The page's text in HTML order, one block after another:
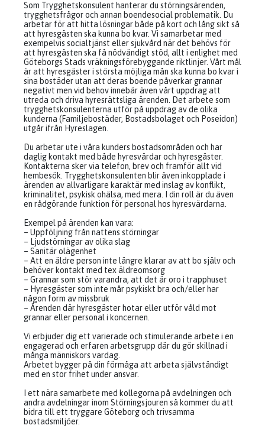
Som Trygghetskonsulent hanterar du störningsärenden,
trygghetsfrågor och annan boendesocial problematik. Du
arbetar för att hitta lösningar både på kort och lång sikt så
att hyresgästen ska kunna bo kvar. Vi samarbetar med
exempelvis socialtjänst eller sjukvård när det behövs för
att hyresgästen ska få nödvändigt stöd, allt i enlighet med
Göteborgs Stads vräkningsförebyggande riktlinjer. Vårt mål
är att hyresgäster i största möjliga mån ska kunna bo kvar i
sina bostäder utan att deras boende påverkar grannar
negativt men vid behov innebär även vårt uppdrag att
utreda och driva hyresrättsliga ärenden. Det arbete som
trygghetskonsulenterna utför på uppdrag av de olika
kunderna (Familjebostäder, Bostadsbolaget och Poseidon)
utgår ifrån Hyreslagen.
Du arbetar ute i våra kunders bostadsområden och har
daglig kontakt med både hyresvärdar och hyresgäster.
Kontakterna sker via telefon, brev och framför allt vid
hembesök. Trygghetskonsulenten blir även inkopplade i
ärenden av allvarligare karaktär med inslag av konflikt,
kriminalitet, psykisk ohälsa, med mera. I din roll är du även
en rådgörande funktion för personal hos hyresvärdarna.
Exempel på ärenden kan vara:
– Uppföljning från nattens störningar
– Ljudstörningar av olika slag
– Sanitär olägenhet
– Att en äldre person inte längre klarar av att bo själv och
behöver kontakt med tex äldreomsorg
– Grannar som stör varandra, att det är oro i trapphuset
– Hyresgäster som inte mår psykiskt bra och/eller har
någon form av missbruk
– Ärenden där hyresgäster hotar eller utför våld mot
grannar eller personal i koncernen.
Vi erbjuder dig ett varierade och stimulerande arbete i en
engagerad och erfaren arbetsgrupp där du gör skillnad i
många människors vardag.
Arbetet bygger på din förmåga att arbeta självständigt
med en stor frihet under ansvar.
I ett nära samarbete med kollegorna på avdelningen och
andra avdelningar inom Störningsjouren så kommer du att
bidra till ett tryggare Göteborg och trivsamma
bostadsmiljöer.